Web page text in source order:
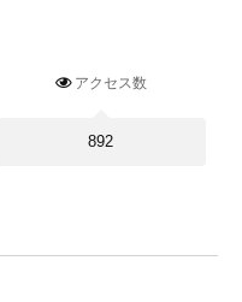
アクセス数
892